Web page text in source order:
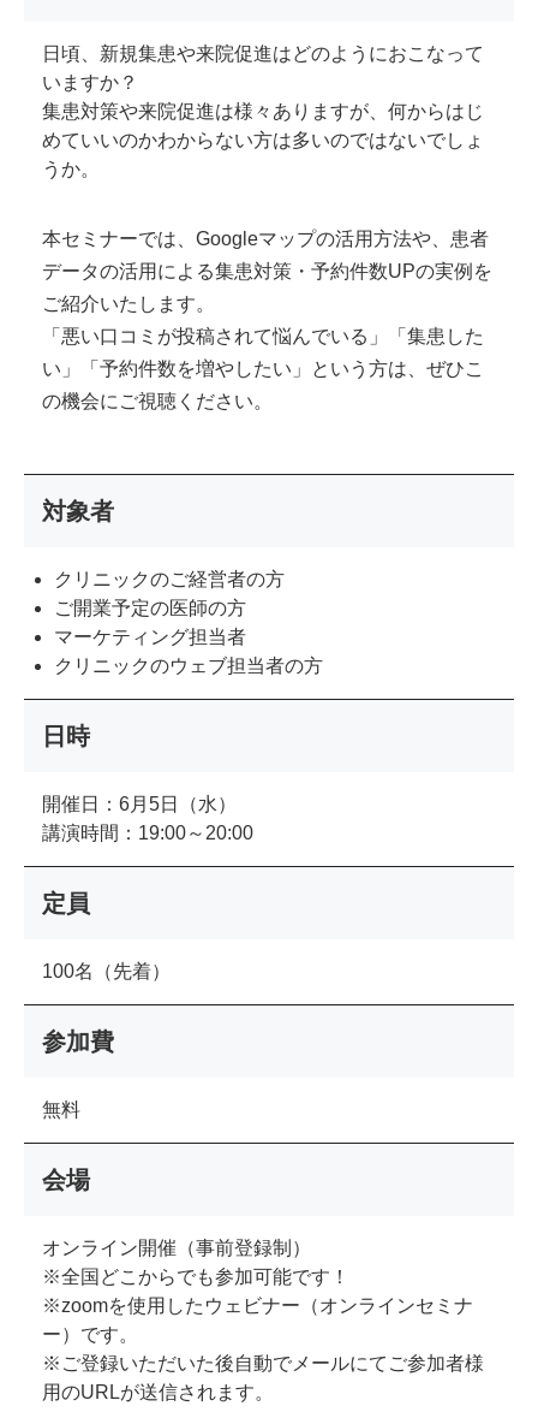
日頃、新規集患や来院促進はどのようにおこなって
いますか？
集患対策や来院促進は様々ありますが、何からはじ
めていいのかわからない方は多いのではないでしょ
うか。
本セミナーでは、Googleマップの活用方法や、患者
データの活用による集患対策・予約件数UPの実例を
ご紹介いたします。
「悪い口コミが投稿されて悩んでいる」「集患した
い」「予約件数を増やしたい」という方は、ぜひこ
の機会にご視聴ください。
対象者
クリニックのご経営者の方
ご開業予定の医師の方
マーケティング担当者
クリニックのウェブ担当者の方
日時
開催日：6月5日（水）
講演時間：19:00～20:00
定員
100名（先着）
参加費
無料
会場
オンライン開催（事前登録制）
※全国どこからでも参加可能です！
※zoomを使用したウェビナー（オンラインセミナ
ー）です。
※ご登録いただいた後自動でメールにてご参加者様
用のURLが送信されます。